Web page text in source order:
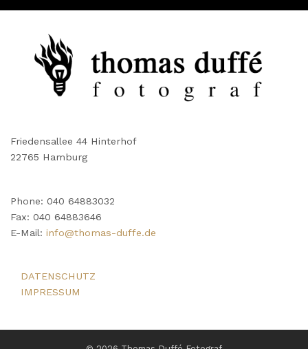
Friedensallee 44 Hinterhof
22765 Hamburg
Phone: 040 64883032
Fax: 040 64883646
E-Mail: info@thomas-duffe.de
DATENSCHUTZ
IMPRESSUM